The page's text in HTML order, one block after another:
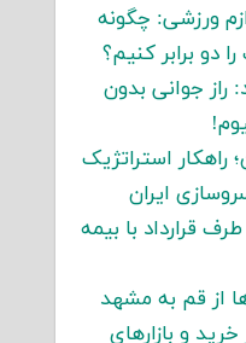
ورزشی: چگونه
دو برابر کنیم؟
راز جوانی بدون
راهکار استراتژیک
ایران
قرارداد با بیمه
از قم به مشهد
و بازارهای